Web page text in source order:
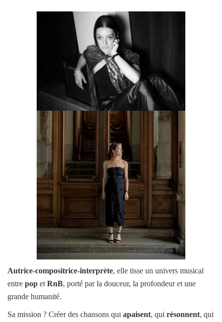
Autrice-compositrice-interprète, elle tisse un univers musical
entre pop et RnB, porté par la douceur, la profondeur et une
grande humanité.
Sa mission ? Créer des chansons qui apaisent, qui résonnent, qui